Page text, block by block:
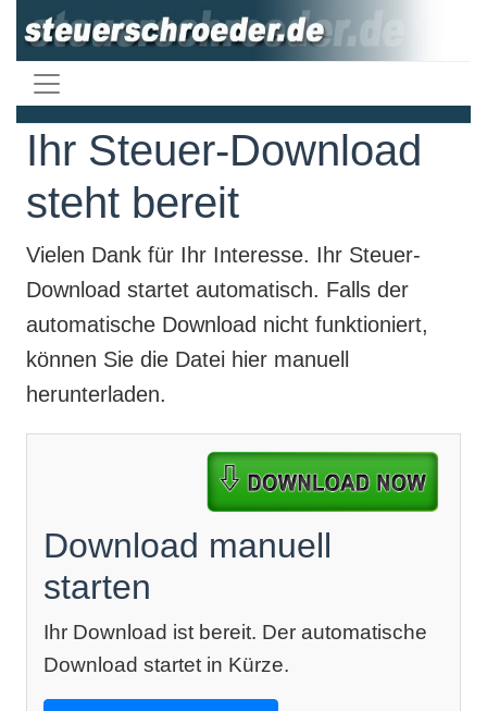
Ihr Steuer-Download
steht bereit
Vielen Dank für Ihr Interesse. Ihr Steuer-
Download startet automatisch. Falls der
automatische Download nicht funktioniert,
können Sie die Datei hier manuell
herunterladen.
Download manuell
starten
Ihr Download ist bereit. Der automatische
Download startet in Kürze.